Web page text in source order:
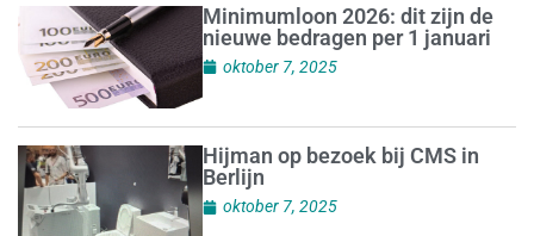
Minimumloon 2026: dit zijn de
nieuwe bedragen per 1 januari
oktober 7, 2025
Hijman op bezoek bij CMS in
Berlijn
oktober 7, 2025